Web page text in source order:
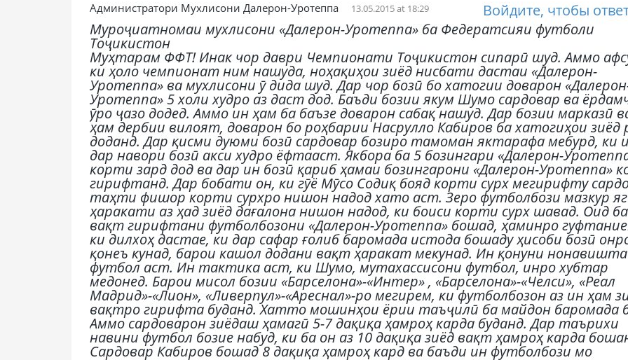
Администратори Мухлисони Далерон-Уротеппа 13.05.2015 at 18:29
Войдите, чтобы
Муроҷиатномаи мухлисони «Далерон-Уротеппа» ба Федератсияи футболи
Тоҷикистон
Муҳтарам ФФТ! Инак чор даври Чемпионати Тоҷикистон сипарӣ шуд. Аммо
ки ҳоло чемпионат ним нашуда, ноҳақиҳои зиёд нисбати дастаи «Далерон-
Уротеппа» ва мухлисони ӯ дида шуд. Дар чор бозӣ бо хатогии доварон
Уротеппа» 5 холи худро аз даст дод. Баъди бозии якум Шумо сардовар ва
ӯро ҷазо додед. Аммо ин ҳам ба баъзе доварон сабақ нашуд. Дар бозии марказӣ
ҳам дербии вилоят, доварон бо роҳбарии Насрулло Кабиров ба хатогиҳои зиёд
доданд. Дар қисми дуюми бозӣ сардовар бозиро тамоман яктарафа мебурд, ки
дар навори бозӣ акси худро ёфтааст. Якбора ба 5 бозингари «Далерон-
корти зард дод ва дар ин бозӣ қариб ҳамаи бозингарони «Далерон-Уротеппа»
гирифтанд. Дар бобати он, ки гӯё Мӯсо Содиқ бояд корти сурх мегирифту
таҳти фишор корти сурхро нишон надод хато аст. Зеро футболбози мазкур
ҳаракати аз ҳад зиёд дағалона нишон надод, ки боиси корти сурх шавад. Оид ба
вақт гирифтани футболбозони «Далерон-Уротеппа» бошад, ҳаминро
ки дилхоҳ дастае, ки дар сафар ғолиб баромада истода бошаду ҳисоби бозӣ
қонеъ кунад, барои кашол додани вақт ҳаракат мекунад. Ин қонуни
футбол аст. Ин тактика аст, ки Шумо, мутахассисони футбол, инро хубтар
медонед. Барои мисол бозии «Барселона»-«Интер» , «Барселона»-«Челси», «Реал
Мадрид»-«Лион», «Ливерпул»-«Ареснал»-ро мегирем, ки футболбозон аз ин ҳам
вақтро гирифта буданд. Хатто мошинҳои ёрии таъҷилӣ ба майдон баромада
Аммо сардоварон зиёдаш ҳамагӣ 5-7 дақиқа ҳамроҳ карда буданд. Дар таърихи
навини футбол бозие набуд, ки ба он аз 10 дақиқа зиёд вақт ҳамроҳ карда
Сардовар Кабиров бошад 8 дақиқа ҳамроҳ кард ва баъди ин футболбози мо